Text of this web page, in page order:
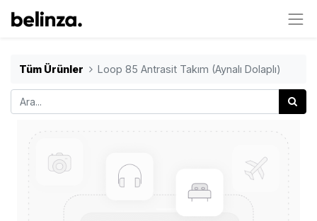
Tüm Ürünler Loop 85 Antrasit Takım (Aynalı Dolaplı)